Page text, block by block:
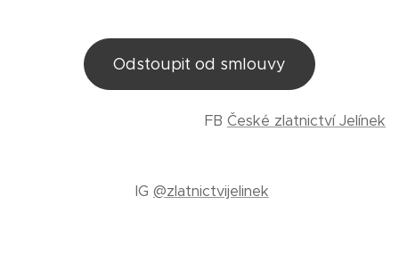
Odstoupit od smlouvy
FB České zlatnictví Jelínek
IG @zlatnictvijelinek